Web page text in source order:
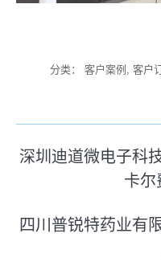
分类： 客户案例 , 客户
深圳迪道微电子科
卡尔
四川普锐特药业有